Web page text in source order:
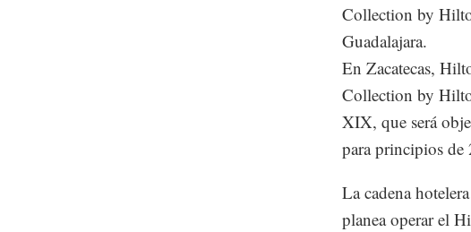
Collection by
Guadalajara.
En Zacatecas,
Collection by
XIX, que será
para principios de
La cadena
planea operar el